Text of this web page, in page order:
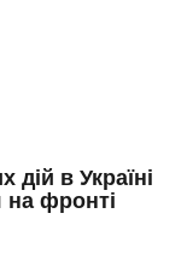
в Україні
на фронті